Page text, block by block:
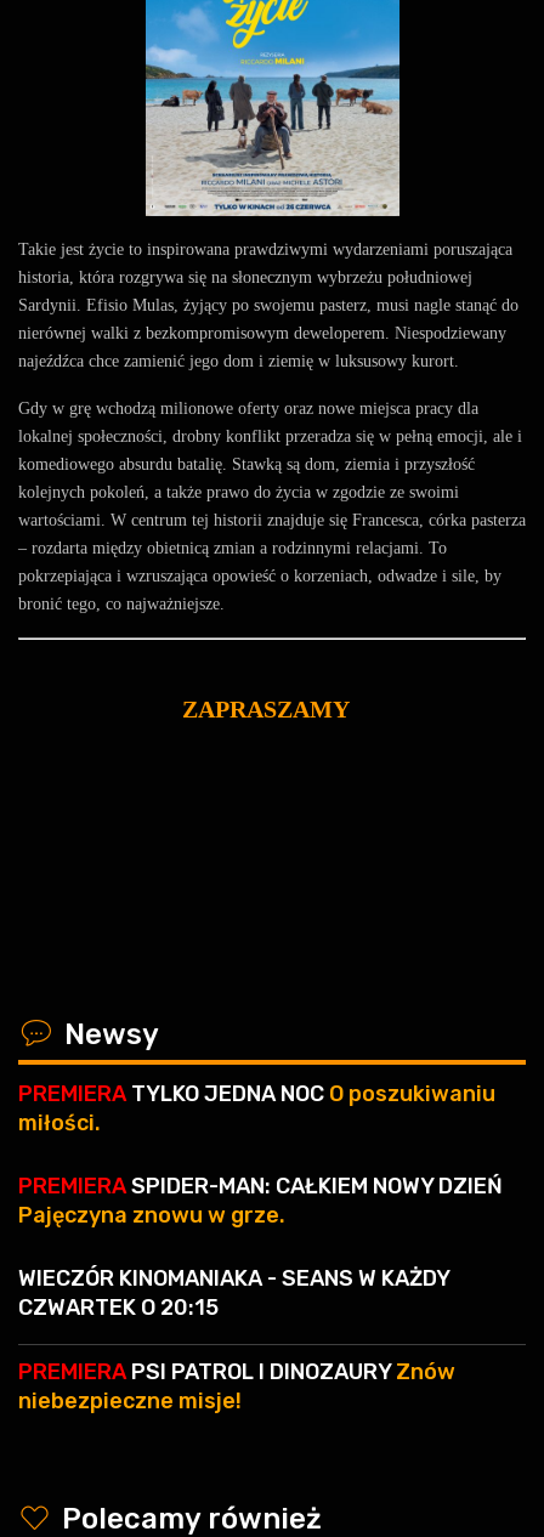
Takie jest życie to inspirowana prawdziwymi wydarzeniami poruszająca
historia, która rozgrywa się na słonecznym wybrzeżu południowej
Sardynii. Efisio Mulas, żyjący po swojemu pasterz, musi nagle stanąć do
nierównej walki z bezkompromisowym deweloperem. Niespodziewany
najeźdźca chce zamienić jego dom i ziemię w luksusowy kurort.
Gdy w grę wchodzą milionowe oferty oraz nowe miejsca pracy dla
lokalnej społeczności, drobny konflikt przeradza się w pełną emocji, ale i
komediowego absurdu batalię. Stawką są dom, ziemia i przyszłość
kolejnych pokoleń, a także prawo do życia w zgodzie ze swoimi
wartościami. W centrum tej historii znajduje się Francesca, córka pasterza
– rozdarta między obietnicą zmian a rodzinnymi relacjami. To
pokrzepiająca i wzruszająca opowieść o korzeniach, odwadze i sile, by
bronić tego, co najważniejsze.
ZAPRASZAMY
x Newsy
PREMIERATYLKO JEDNA NOC O poszukiwaniu
miłości.
PREMIERASPIDER-MAN: CAŁKIEM NOWY DZIEŃ
Pajęczyna znowu w grze.
WIECZÓR KINOMANIAKA - SEANS W KAŻDY
CZWARTEK O 20:15
PREMIERAPSI PATROL I DINOZAURYZnów
niebezpieczne misje!
y Polecamy również